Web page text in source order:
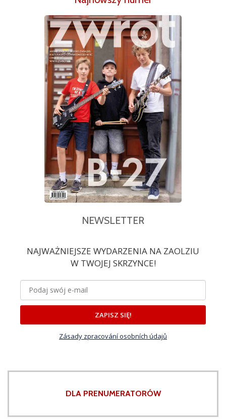
NEWSLETTER
NAJWAŻNIEJSZE WYDARZENIA NA ZAOLZIU
W TWOJEJ SKRZYNCE!
ZAPISZ SIĘ!
Zásady zpracování osobních údajů
DLA PRENUMERATORÓW